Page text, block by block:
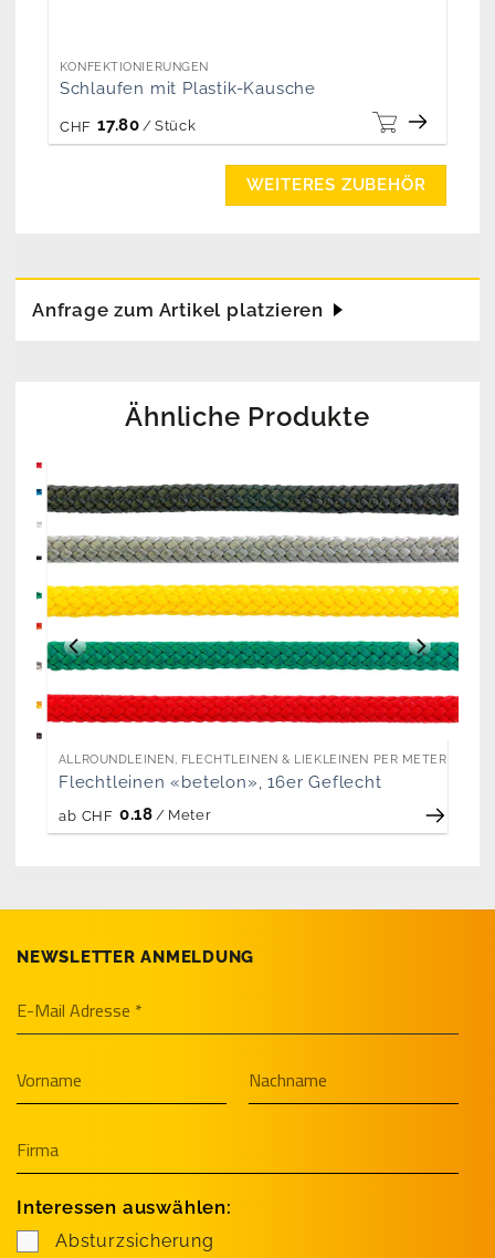
KONFEKTIONIERUNGEN
Schlaufen mit Plastik-Kausche
CHF 17.80 / Stück
WEITERES ZUBEHÖR
Anfrage zum Artikel platzieren
Ähnliche Produkte
ALLROUNDLEINEN, FLECHTLEINEN & LIEKLEINEN PER METER
Flechtleinen «betelon», 16er Geflecht
ab CHF 0.18 / Meter
NEWSLETTER ANMELDUNG
Interessen auswählen:
Absturzsicherung